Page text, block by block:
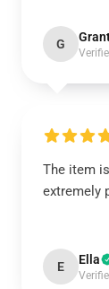
G
The item
extremely
E Ella